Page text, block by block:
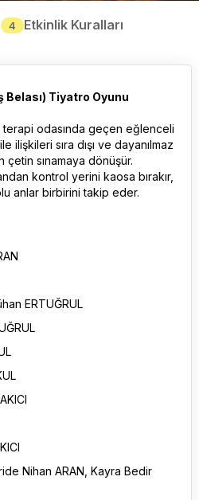
4 Etkinlik Kuralları
Belası) Tiyatro Oyunu
odasında geçen eğlenceli
ilişkileri sıra dışı ve dayanılmaz
çetin sınamaya dönüşür.
kontrol yerini kaosa bırakır,
anlar birbirini takip eder.
ERTUĞRUL
Nihan ARAN, Kayra Bedir